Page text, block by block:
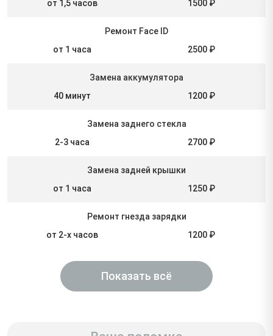
от 1,5 часов 1500 ₽
Ремонт Face ID
от 1 часа
2500 ₽
Замена аккумулятора
40 минут
1200 ₽
Замена заднего стекла
2-3 часа
2700 ₽
Замена задней крышки
от 1 часа
1250 ₽
Ремонт гнезда зарядки
от 2-х часов
1200 ₽
Показать всё